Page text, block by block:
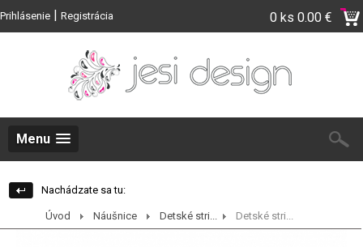
Prihlásenie | Registrácia 0 ks 0.00 €
Menu
Nachádzate sa tu:
Úvod Náušnice Detské stri... Detské stri...